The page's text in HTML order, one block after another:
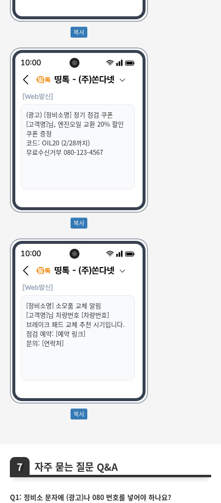
(광고) [정비소명] 정기 점검 쿠폰
[고객명]님, 엔진오일 교환 20% 할인
쿠폰 증정
코드: OIL20 (2/28까지)
무료수신거부 080-123-4567
[정비소명] 소모품 교체 알림
[고객명]님 차량번호 [차량번호]
브레이크 패드 교체 추천 시기입니다.
점검 예약: [예약 링크]
문의: [연락처]
자주 묻는 질문 Q&A
Q1: 정비소 문자에 (광고)나 080 번호를 넣어야 하나요?